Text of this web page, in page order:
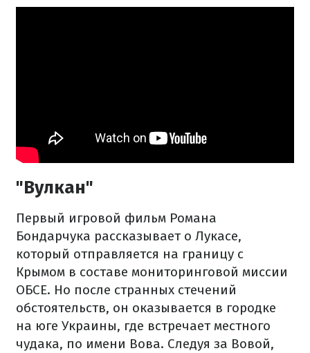
"Вулкан"
Первый игровой фильм Романа
Бондарчука рассказывает о Лукасе,
который отправляется на границу с
Крымом в составе мониторинговой миссии
ОБСЕ. Но после странных стечений
обстоятельств, он оказывается в городке
на юге Украины, где встречает местного
чудака, по имени Вова. Следуя за Вовой,